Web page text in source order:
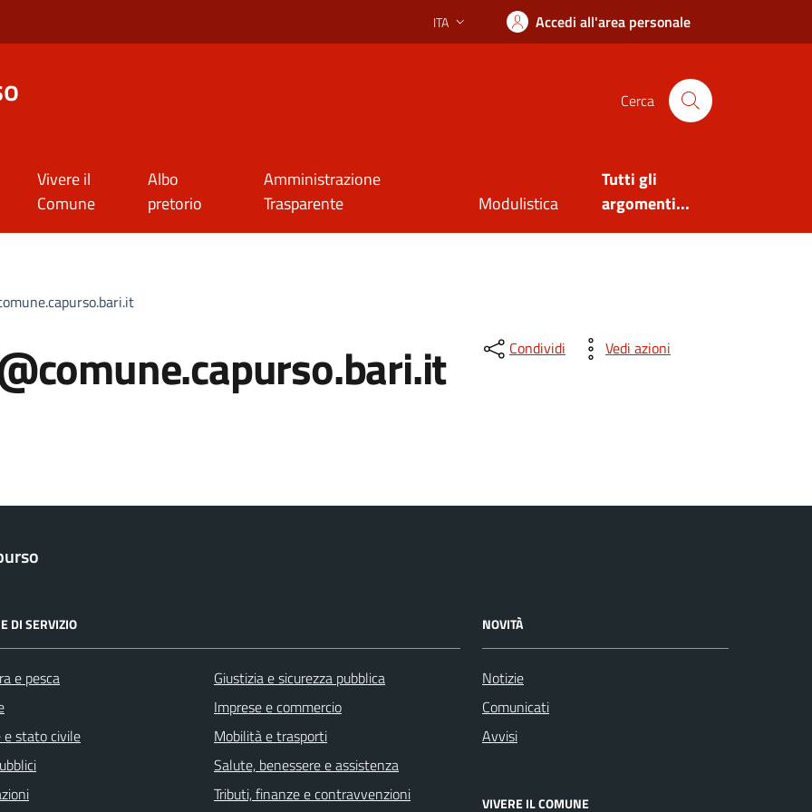
Lingua attiva:
ITA Accedi all'area personale
Cerca
Vivere il
Comune
Albo
pretorio
Amministrazione
Trasparente
Modulistica
Tutti gli
argomenti...
Condividi Vedi azioni
DI SERVIZIO
e pesca
e stato civile
Giustizia e sicurezza pubblica
Imprese e commercio
Mobilità e trasporti
Salute, benessere e assistenza
Tributi, finanze e contravvenzioni
NOVITÀ
Notizie
Comunicati
Avvisi
VIVERE IL COMUNE